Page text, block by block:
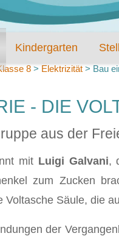
Kindergarten
8 > Elektrizität > Bau
- DIE
aus der
mit Luigi Galvani,
zum Zucken
Säule, die
der